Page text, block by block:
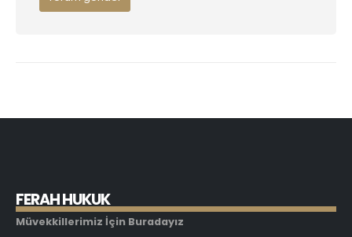
FERAHHUKUK
Müvekkillerimiz İçin Buradayız